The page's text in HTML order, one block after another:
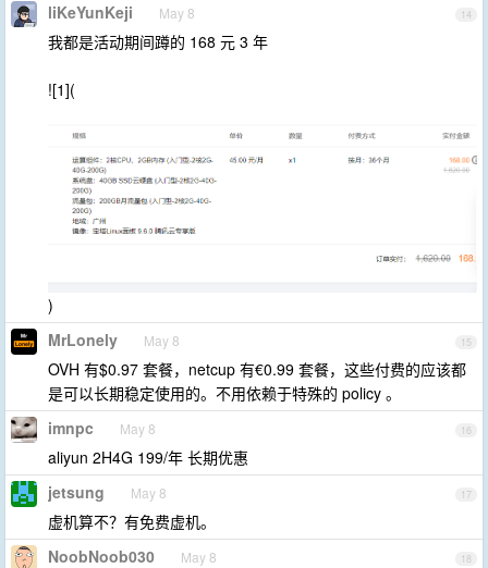
14
liKeYunKeji May 8
我都是活动期间蹲的 168 元 3 年
![1](
)
15
MrLonely May 8
OVH 有$0.97 套餐，netcup 有€0.99 套餐，这些付费的应该都
是可以长期稳定使用的。不用依赖于特殊的 policy 。
16
imnpc May 8
aliyun 2H4G 199/年 长期优惠
17
jetsung May 8
虚机算不？有免费虚机。
18
NoobNoob030 May 8